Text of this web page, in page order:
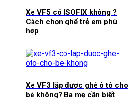
Xe VF5 có ISOFIX không ?
Cách chọn ghế trẻ em phù
hợp
Xe VF3 lắp được ghế ô tô cho
bé không? Ba mẹ cần biết